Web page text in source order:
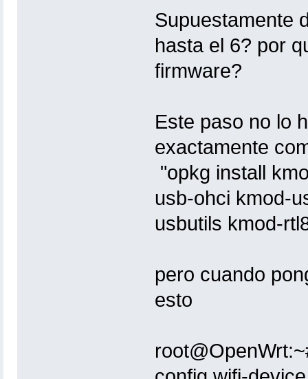
Supuestamente
hasta el 6? por
firmware?
Este paso no lo
exactamente
"opkg install
usb-ohci kmod-
usbutils kmod-
pero cuando
esto